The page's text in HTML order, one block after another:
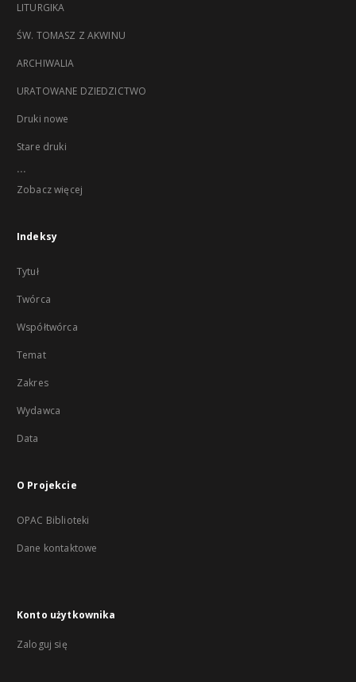
LITURGIKA
ŚW. TOMASZ Z AKWINU
ARCHIWALIA
URATOWANE DZIEDZICTWO
Druki nowe
Stare druki
...
Zobacz więcej
Indeksy
Tytuł
Twórca
Współtwórca
Temat
Zakres
Wydawca
Data
O Projekcie
OPAC Biblioteki
Dane kontaktowe
Konto użytkownika
Zaloguj się